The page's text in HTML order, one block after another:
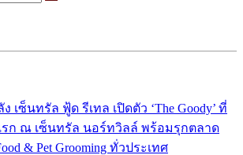
เซ็นทรัล ฟู้ด รีเทล เปิดตัว ‘The Goody’ ที่
ก ณ เซ็นทรัล นอร์ทวิลล์ พร้อมรุกตลาด
& Pet Grooming ทั่วประเทศ